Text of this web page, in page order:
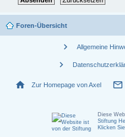
Foren-Übersicht
chevron_right Allgemeine
chevron_right
home Zur Homepage von Axel mail_outline
Diese
Stiftung
Klicken